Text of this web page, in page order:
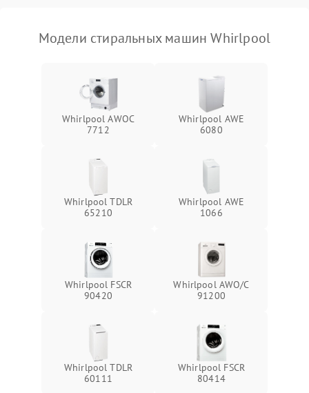
Модели стиральных машин Whirlpool
Whirlpool AWOC
7712
Whirlpool AWE
6080
Whirlpool TDLR
65210
Whirlpool AWE
1066
Whirlpool FSCR
90420
Whirlpool AWO/C
91200
Whirlpool TDLR
60111
Whirlpool FSCR
80414